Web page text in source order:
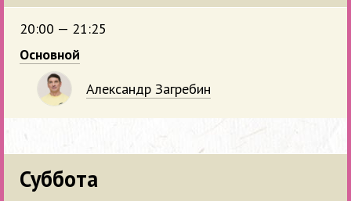
20:00 — 21:25
Основной
Александр Загребин
Суббота